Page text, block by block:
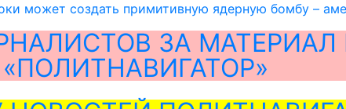
может создать примитивную ядерную бомбу –
ЗА
«ПОЛИТНАВИГАТОР»